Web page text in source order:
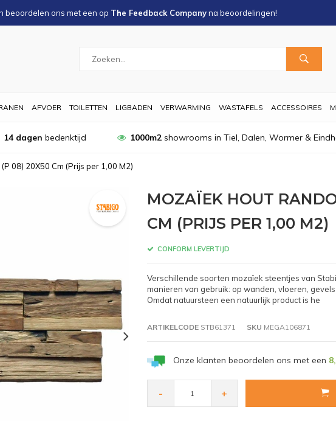
beoordelen ons met een op The Feedback Companyna beoordelingen!
AFVOER TOILETTEN LIGBADEN VERWARMING WASTAFELS ACCESSOIRES
14 dagen bedenktijd 1000m2showrooms in Tiel, Dalen, Wormer &
08) 20X50 Cm (Prijs per 1,00 M2)
MOZAÏEK HOUT
CM (PRIJS PER 1,00 M2)
CONFORM LEVERTIJD
Verschillende soorten mozaïek steentjes van
manieren van gebruik: op wanden, vloeren,
Omdat natuursteen een natuurlijk product is he
ARTIKELCODESTB61371 SKU MEGA106871
Onze klanten beoordelen ons met een
- +